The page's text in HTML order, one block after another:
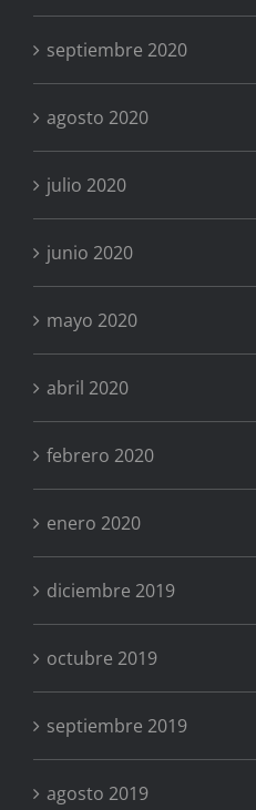
septiembre 2020
agosto 2020
julio 2020
junio 2020
mayo 2020
abril 2020
febrero 2020
enero 2020
diciembre 2019
octubre 2019
septiembre 2019
agosto 2019